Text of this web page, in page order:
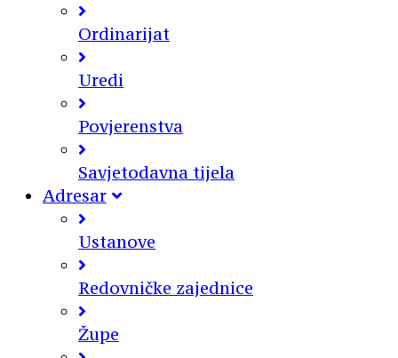
Ordinarijat
Uredi
Povjerenstva
Savjetodavna tijela
Adresar
Ustanove
Redovničke zajednice
Župe